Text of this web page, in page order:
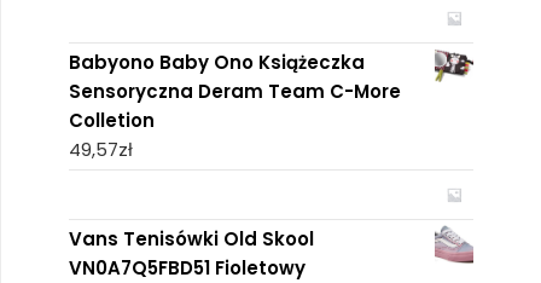
Babyono Baby Ono Książeczka
Sensoryczna Deram Team C-More
Colletion
49,57zł
Vans Tenisówki Old Skool
VN0A7Q5FBD51 Fioletowy